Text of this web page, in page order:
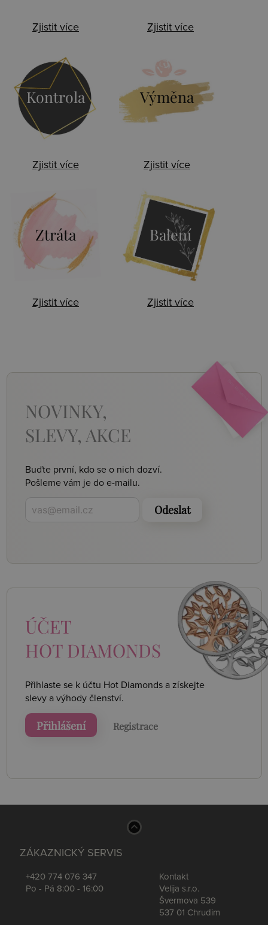
Zjistit více Zjistit více
Kontrola
Zjistit více
Výměna
Zjistit více
Ztráta
Zjistit více
Balení
Zjistit více
NOVINKY,
SLEVY, AKCE
Buďte první, kdo se o nich dozví.
Pošleme vám je do e-mailu.
Odeslat
ÚČET
HOT DIAMONDS
Přihlaste se k účtu Hot Diamonds a získejte
slevy a výhody členství.
Přihlášení Registrace
ZÁKAZNICKÝ SERVIS
+420 774 076 347
Po - Pá 8:00 - 16:00
Kontakt
Velija s.r.o.
Švermova 539
537 01 Chrudim